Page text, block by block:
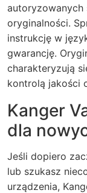
autoryzowanych
oryginalności.
instrukcję w
gwarancję.
charakteryzują
kontrolą jakości
Kanger
dla
Jeśli dopiero
lub szukasz
urządzenia,